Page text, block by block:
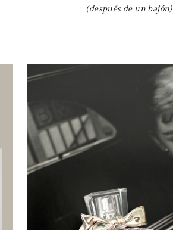
(después de un bajón)